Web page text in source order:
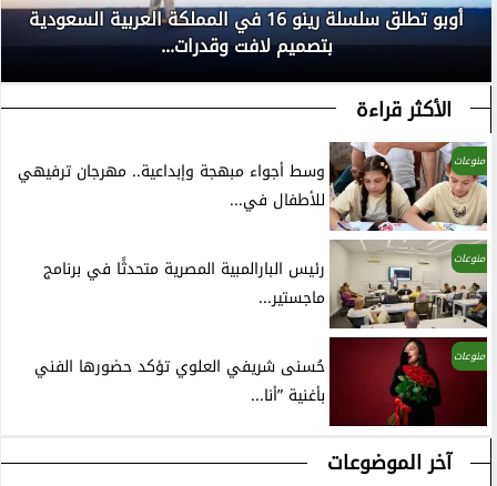
أوبو تطلق سلسلة رينو 16 في المملكة العربية السعودية
بتصميم لافت وقدرات...
الأكثر قراءة
منوعات
وسط أجواء مبهجة وإبداعية.. مهرجان ترفيهي
للأطفال في...
منوعات
رئيس البارالمبية المصرية متحدثًا في برنامج
ماجستير...
منوعات
حُسنى شريفي العلوي تؤكد حضورها الفني
بأغنية ”أنا...
آخر الموضوعات